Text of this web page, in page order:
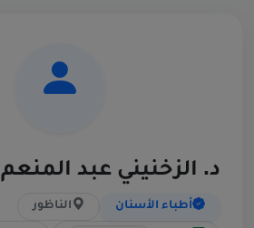
د. الزخنيني عبد المنعم
أطباء الأسنان الناظور